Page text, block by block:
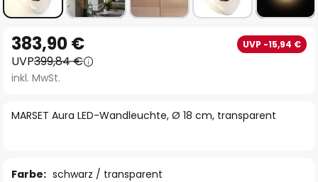
Anfang
der
Bildgalerie
MARSET Aura LED-Wandleuchte, Ø 18 cm, transparent
383,90 € UVP -15,94 €
UVP399,84 €
inkl. MwSt.
Farbe: schwarz / transparent